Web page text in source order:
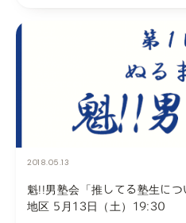
2018.05.13
魁!!男塾会「推してる塾生に
地区 5月13日（土）19:30